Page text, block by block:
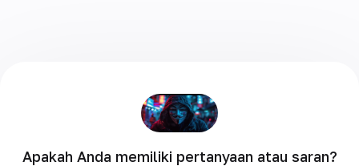
Apakah Anda memiliki pertanyaan atau saran?